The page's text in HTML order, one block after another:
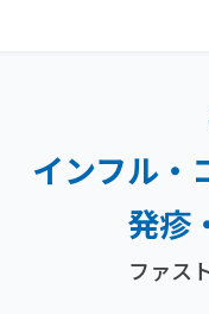
インフル・
発疹
ファス